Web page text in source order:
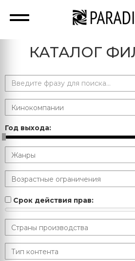
КАТАЛОГ
Год выхода:
Срок действия прав: